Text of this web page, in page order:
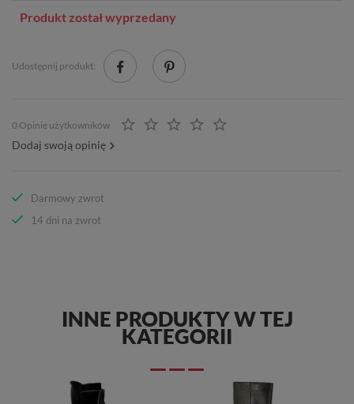
Produkt został wyprzedany
Udostępnij produkt:
0 Opinie użytkowników
Dodaj swoją opinię
Darmowy zwrot
14 dni na zwrot
INNE PRODUKTY W TEJ
KATEGORII